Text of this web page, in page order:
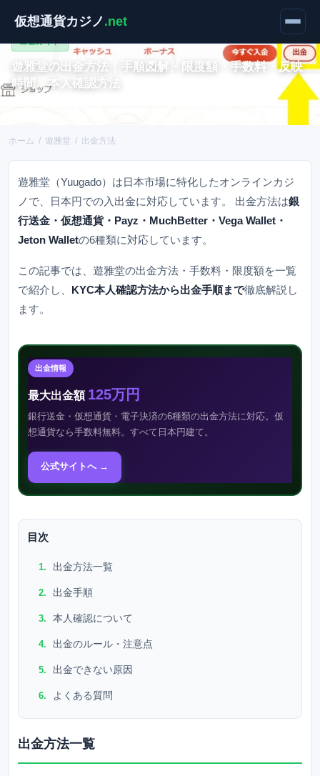
仮想通貨カジノ .net
出金ガイド
遊雅堂の出金方法｜手順図解・限度額・手数料・反映
時間・本人確認方法
ホーム / 遊雅堂 / 出金方法
遊雅堂 （Yuugado）は日本市場に特化したオンラインカジ
ノで、日本円での入出金に対応しています。 出金方法は銀
行送金・仮想通貨・Payz・MuchBetter・Vega Wallet・
Jeton Walletの6種類に対応しています。
この記事では、 遊雅堂の出金方法・手数料・限度額を一覧
で紹介し、 KYC本人確認方法から出金手順まで徹底解説し
ます。
出金情報
最大出金額 125万円
銀行送金・仮想通貨・電子決済の6種類の出金方法に対応。仮
想通貨なら手数料無料。すべて日本円建て。
公式サイトへ →
目次
出金方法一覧
出金手順
本人確認について
出金のルール・注意点
出金できない原因
よくある質問
出金方法一覧